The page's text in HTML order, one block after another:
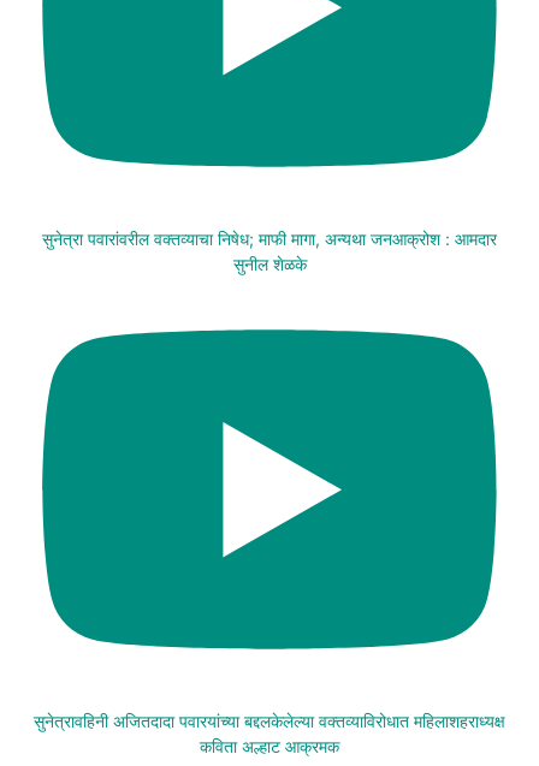
सुनेत्रा पवारांवरील वक्तव्याचा निषेध; माफी मागा, अन्यथा जनआक्रोश : आमदार
सुनील शेळके
सुनेत्रावहिनी अजितदादा पवारयांच्या बद्दलकेलेल्या वक्तव्याविरोधात महिलाशहराध्यक्ष
कविता अल्हाट आक्रमक